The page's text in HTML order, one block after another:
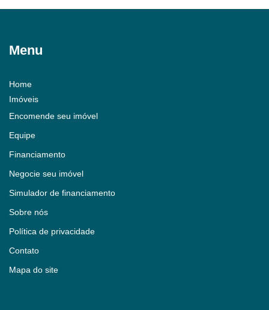
Menu
Home
Imóveis
Encomende seu imóvel
Equipe
Financiamento
Negocie seu imóvel
Simulador de financiamento
Sobre nós
Política de privacidade
Contato
Mapa do site